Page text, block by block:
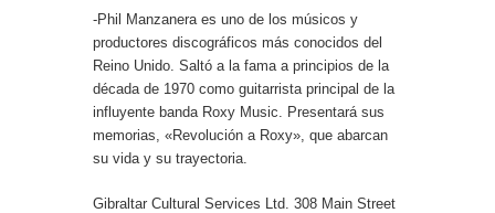
-Phil Manzanera es uno de los músicos y
productores discográficos más conocidos del
Reino Unido. Saltó a la fama a principios de la
década de 1970 como guitarrista principal de la
influyente banda Roxy Music. Presentará sus
memorias, «Revolución a Roxy», que abarcan
su vida y su trayectoria.
Gibraltar Cultural Services Ltd. 308 Main Street